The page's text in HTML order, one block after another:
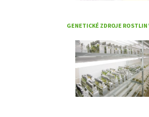
GENETICKÉ ZDROJE ROSTLIN